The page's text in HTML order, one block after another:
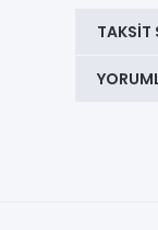
TAKSIT